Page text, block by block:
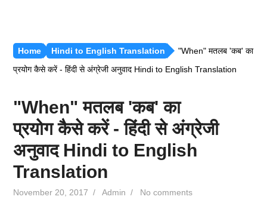
Home Hindi to English Translation
"When" मतलब 'कब' का
प्रयोग कैसे करें - हिंदी से अंग्रेजी अनुवाद Hindi to English Translation
"When" मतलब 'कब' का
प्रयोग कैसे करें - हिंदी से अंग्रेजी
अनुवाद Hindi to English
Translation
November 20, 2017 /Admin / No comments